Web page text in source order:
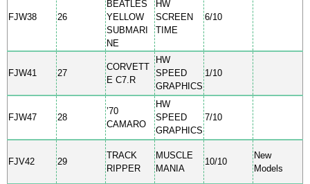
FJW38 26
BEATLES
YELLOW
SUBMARI
NE
HW
SCREEN
TIME
6/10
FJW41 27
CORVETT
E C7.R
HW
SPEED
GRAPHICS
1/10
FJW47 28
’70
CAMARO
HW
SPEED
GRAPHICS
7/10
FJV42 29
TRACK
RIPPER
MUSCLE
MANIA
10/10
New
Models